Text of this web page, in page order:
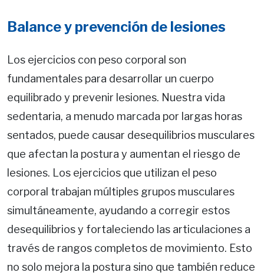
Balance y prevención de lesiones
Los ejercicios con peso corporal son
fundamentales para desarrollar un cuerpo
equilibrado y prevenir lesiones. Nuestra vida
sedentaria, a menudo marcada por largas horas
sentados, puede causar desequilibrios musculares
que afectan la postura y aumentan el riesgo de
lesiones. Los ejercicios que utilizan el peso
corporal trabajan múltiples grupos musculares
simultáneamente, ayudando a corregir estos
desequilibrios y fortaleciendo las articulaciones a
través de rangos completos de movimiento. Esto
no solo mejora la postura sino que también reduce